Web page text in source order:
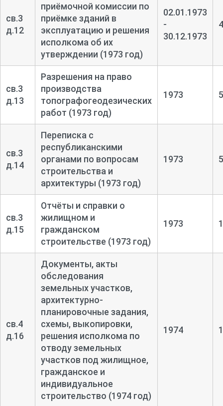
св.3
д.12
приёмочной комиссии по
приёмке зданий в
эксплуатацию и решения
исполкома об их
утверждении (1973 год)
02.01.1973
-
30.12.1973
св.3
д.13
Разрешения на право
производства
топографогеодезических
работ (1973 год)
1973
св.3
д.14
Переписка с
республиканскими
органами по вопросам
строительства и
архитектуры (1973 год)
1973
св.3
д.15
Отчёты и справки о
жилищном и
гражданском
строительстве (1973 год)
1973
св.4
д.16
Документы, акты
обследования
земельных участков,
архитектурно-
планировочные задания,
схемы, выкопировки,
решения исполкома по
отводу земельных
участков под жилищное,
гражданское и
индивидуальное
строительство (1974 год)
1974